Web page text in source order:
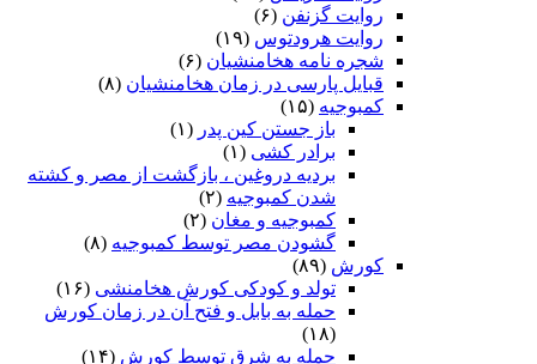
روایت گزنفن (۶)
روایت هرودتوس (۱۹)
شجره نامه هخامنشیان (۶)
قبایل پارسی در زمان هخامنشیان (۸)
کمبوجیه (۱۵)
باز جستن کین پدر (۱)
برادر کشی (۱)
بردیه دروغین ، بازگشت از مصر و کشته
شدن کمبوجیه (۲)
کمبوجیه و مغان (۲)
گشودن مصر توسط کمبوجیه (۸)
کورش (۸۹)
تولد و کودکی کورش هخامنشی (۱۶)
حمله به بابل و فتح آن در زمان کورش
(۱۸)
حمله به شرق توسط کورش (۱۴)